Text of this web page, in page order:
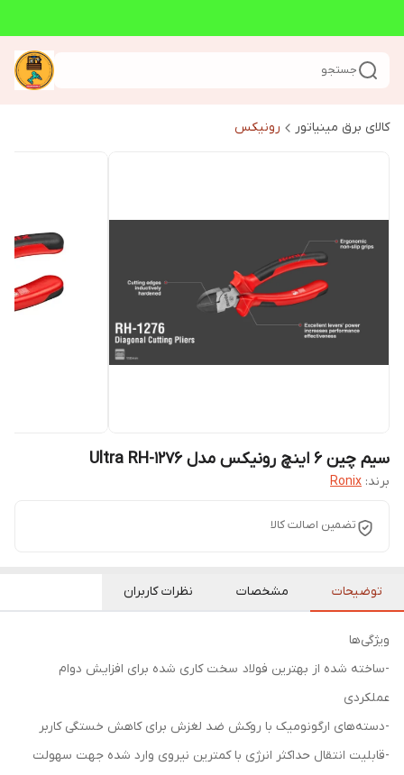
جستجو
کالای برق مینیاتور رونیکس
سیم چین 6 اینچ رونیکس مدل Ultra RH-1276
برند: Ronix
تضمین اصالت کالا
توضیحات مشخصات نظرات کاربران
ویژگی‌ها
-ساخته شده از بهترین فولاد سخت کاری شده برای افزایش دوام
عملکردی
-دسته‌های ارگونومیک با روکش ضد لغزش برای کاهش خستگی کاربر
-قابلیت انتقال حداکثر انرژی با کمترین نیروی وارد شده جهت سهولت